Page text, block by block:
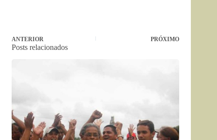
ANTERIOR PRÓXIMO
Posts relacionados